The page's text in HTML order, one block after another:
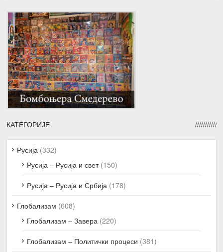
КАТЕГОРИЈЕ
Русија (332)
Русија – Русија и свет(150)
Русија – Русија и Србија (178)
Глобализам (608)
Глобализам – Завера (220)
Глобализам – Политички процеси (381)